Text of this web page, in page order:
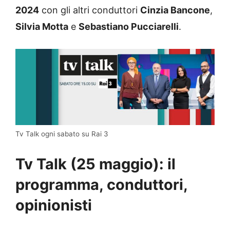
2024 con gli altri conduttori Cinzia Bancone,
Silvia Motta e Sebastiano Pucciarelli.
Tv Talk ogni sabato su Rai 3
Tv Talk (25 maggio): il
programma, conduttori,
opinionisti